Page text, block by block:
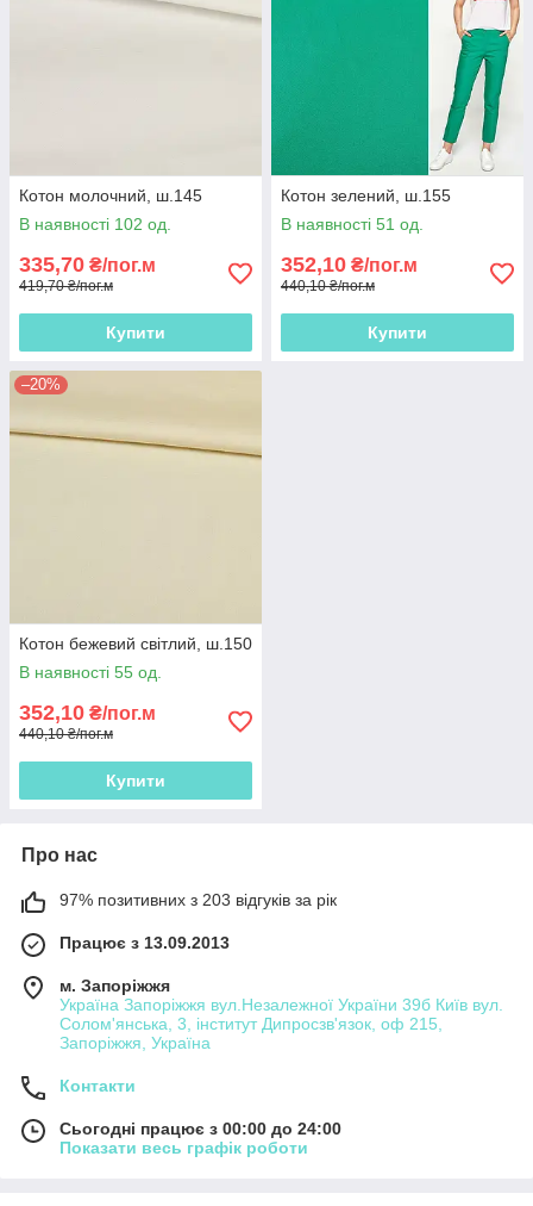
Котон молочний, ш.145
В наявності 102 од.
335,70 ₴/пог.м
419,70 ₴/пог.м
Купити
Котон зелений, ш.155
В наявності 51 од.
352,10 ₴/пог.м
440,10 ₴/пог.м
Купити
–20%
Котон бежевий світлий, ш.150
В наявності 55 од.
352,10 ₴/пог.м
440,10 ₴/пог.м
Купити
Про нас
97% позитивних з 203 відгуків за рік
Працює з 13.09.2013
м. Запоріжжя
Україна Запоріжжя вул.Незалежної України 39б Київ вул.
Солом'янська, 3, інститут Дипросзв'язок, оф 215,
Запоріжжя, Україна
Контакти
Сьогодні працює з 00:00 до 24:00
Показати весь графік роботи